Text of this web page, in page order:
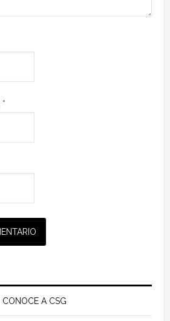
*
CONOCE A CSG